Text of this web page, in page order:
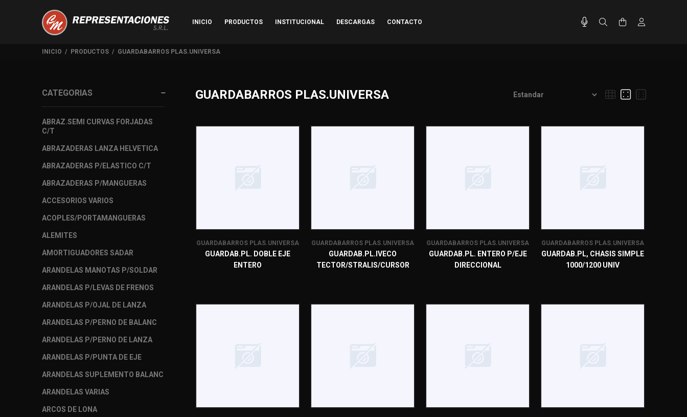
INICIO PRODUCTOS INSTITUCIONAL DESCARGAS CONTACTO
INICIO PRODUCTOS GUARDABARROS PLAS.UNIVERSA
CATEGORIAS
ABRAZ.SEMI CURVAS FORJADAS
C/T
ABRAZADERAS LANZA HELVETICA
ABRAZADERAS P/ELASTICO C/T
ABRAZADERAS P/MANGUERAS
ACCESORIOS VARIOS
ACOPLES/PORTAMANGUERAS
ALEMITES
AMORTIGUADORES SADAR
ARANDELAS MANOTAS P/SOLDAR
ARANDELAS P/LEVAS DE FRENOS
ARANDELAS P/OJAL DE LANZA
ARANDELAS P/PERNO DE BALANC
ARANDELAS P/PERNO DE LANZA
ARANDELAS P/PUNTA DE EJE
ARANDELAS SUPLEMENTO BALANC
ARANDELAS VARIAS
ARCOS DE LONA
GUARDABARROS PLAS.UNIVERSA
GUARDABARROS PLAS.UNIVERSA
GUARDAB.PL. DOBLE EJE
ENTERO
GUARDABARROS PLAS.UNIVERSA
GUARDAB.PL.IVECO
TECTOR/STRALIS/CURSOR
GUARDABARROS PLAS.UNIVERSA
GUARDAB.PL. ENTERO P/EJE
DIRECCIONAL
GUARDABARROS PLAS.UNIVERSA
GUARDAB.PL, CHASIS SIMPLE
1000/1200 UNIV